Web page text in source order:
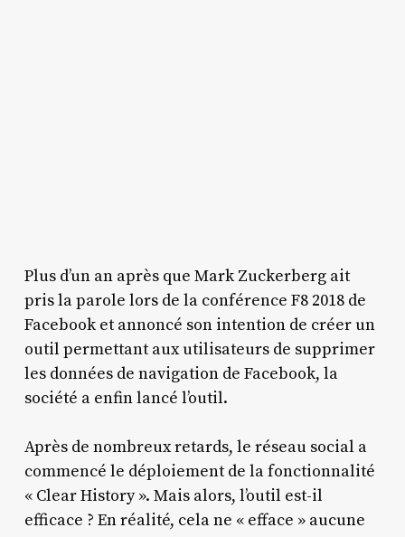
Plus d’un an après que Mark Zuckerberg ait
pris la parole lors de la conférence F8 2018 de
Facebook et annoncé son intention de créer un
outil permettant aux utilisateurs de supprimer
les données de navigation de Facebook, la
société a enfin lancé l’outil.
Après de nombreux retards, le réseau social a
commencé le déploiement de la fonctionnalité
« Clear History ». Mais alors, l’outil est-il
efficace ? En réalité, cela ne « efface » aucune